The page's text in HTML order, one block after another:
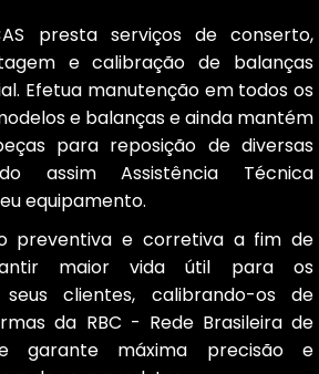
presta serviços de conserto,
e calibração de balanças
Efetua manutenção em todos os
e balanças e ainda mantém
para reposição de diversas
assim Assistência Técnica
equipamento.
preventiva e corretiva a fim de
maior vida útil para os
clientes, calibrando-os de
da RBC - Rede Brasileira de
garante máxima precisão e